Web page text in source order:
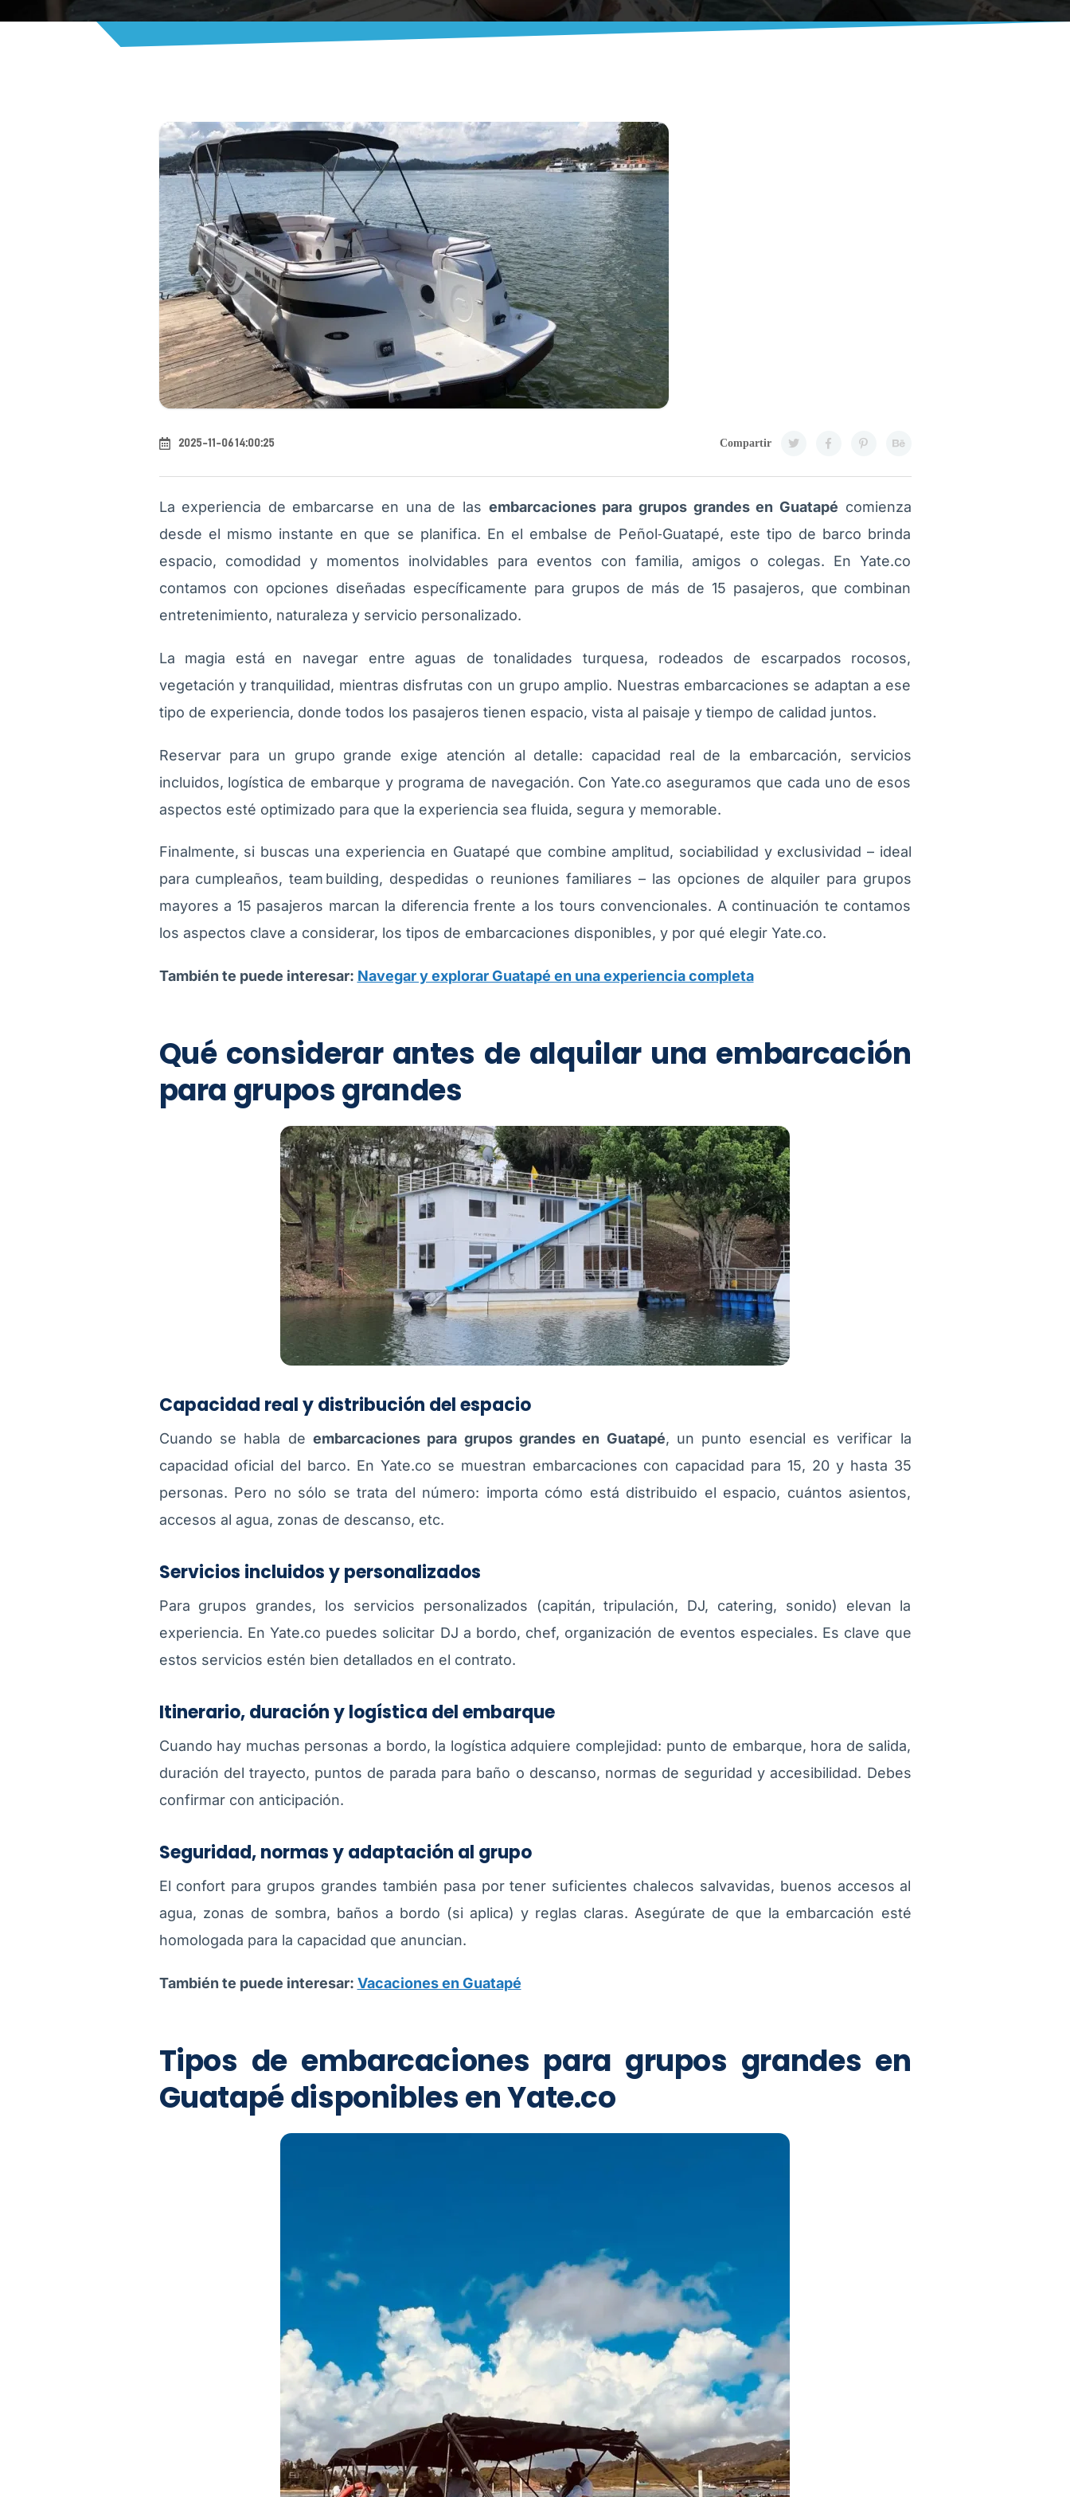
2025-11-06 14:00:25 Compartir
La experiencia de embarcarse en una de las embarcaciones para grupos grandes en Guatapé comienza
desde el mismo instante en que se planifica. En el embalse de Peñol‑Guatapé, este tipo de barco brinda
espacio, comodidad y momentos inolvidables para eventos con familia, amigos o colegas. En Yate.co
contamos con opciones diseñadas específicamente para grupos de más de 15 pasajeros, que combinan
entretenimiento, naturaleza y servicio personalizado.
La magia está en navegar entre aguas de tonalidades turquesa, rodeados de escarpados rocosos,
vegetación y tranquilidad, mientras disfrutas con un grupo amplio. Nuestras embarcaciones se adaptan a ese
tipo de experiencia, donde todos los pasajeros tienen espacio, vista al paisaje y tiempo de calidad juntos.
Reservar para un grupo grande exige atención al detalle: capacidad real de la embarcación, servicios
incluidos, logística de embarque y programa de navegación. Con Yate.co aseguramos que cada uno de esos
aspectos esté optimizado para que la experiencia sea fluida, segura y memorable.
Finalmente, si buscas una experiencia en Guatapé que combine amplitud, sociabilidad y exclusividad – ideal
para cumpleaños, team building, despedidas o reuniones familiares – las opciones de alquiler para grupos
mayores a 15 pasajeros marcan la diferencia frente a los tours convencionales. A continuación te contamos
los aspectos clave a considerar, los tipos de embarcaciones disponibles, y por qué elegir Yate.co.
También te puede interesar: Navegar y explorar Guatapé en una experiencia completa
Qué considerar antes de alquilar una embarcación
para grupos grandes
Capacidad real y distribución del espacio
Cuando se habla de embarcaciones para grupos grandes en Guatapé, un punto esencial es verificar la
capacidad oficial del barco. En Yate.co se muestran embarcaciones con capacidad para 15, 20 y hasta 35
personas. Pero no sólo se trata del número: importa cómo está distribuido el espacio, cuántos asientos,
accesos al agua, zonas de descanso, etc.
Servicios incluidos y personalizados
Para grupos grandes, los servicios personalizados (capitán, tripulación, DJ, catering, sonido) elevan la
experiencia. En Yate.co puedes solicitar DJ a bordo, chef, organización de eventos especiales. Es clave que
estos servicios estén bien detallados en el contrato.
Itinerario, duración y logística del embarque
Cuando hay muchas personas a bordo, la logística adquiere complejidad: punto de embarque, hora de salida,
duración del trayecto, puntos de parada para baño o descanso, normas de seguridad y accesibilidad. Debes
confirmar con anticipación.
Seguridad, normas y adaptación al grupo
El confort para grupos grandes también pasa por tener suficientes chalecos salvavidas, buenos accesos al
agua, zonas de sombra, baños a bordo (si aplica) y reglas claras. Asegúrate de que la embarcación esté
homologada para la capacidad que anuncian.
También te puede interesar: Vacaciones en Guatapé
Tipos de embarcaciones para grupos grandes en
Guatapé disponibles en Yate.co